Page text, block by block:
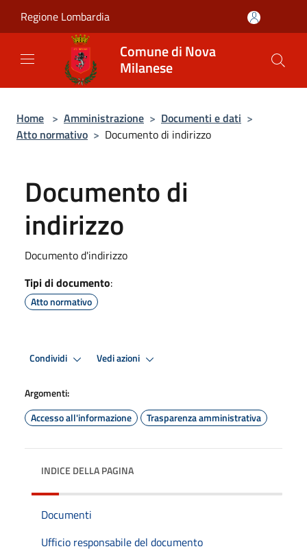
Regione Lombardia
Comune di Nova
Milanese
Home > Amministrazione > Documenti e dati >
Atto normativo > Documento di indirizzo
Documento di
indirizzo
Documento d'indirizzo
Tipi di documento:
Atto normativo
Condividi Vedi azioni
Argomenti:
Accesso all'informazione
Trasparenza amministrativa
INDICE DELLA PAGINA
Documenti
Ufficio responsabile del documento